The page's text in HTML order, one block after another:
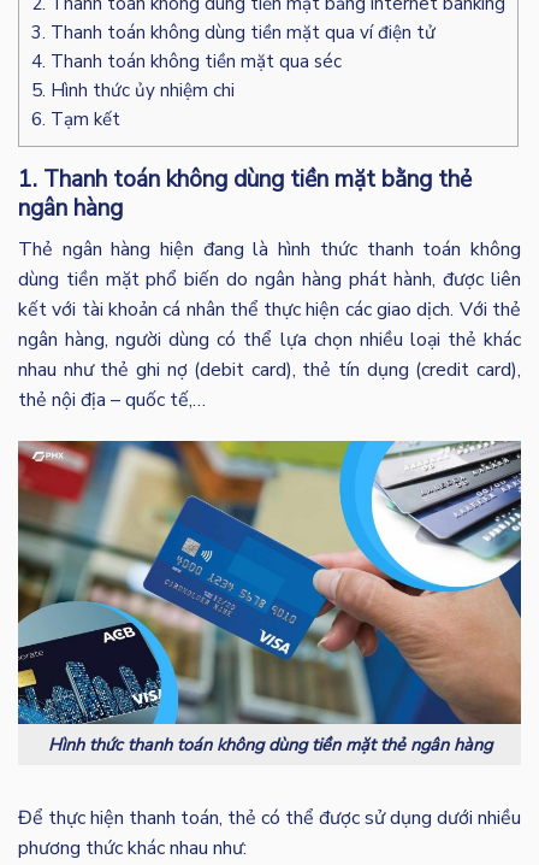
3. Thanh toán không dùng tiền mặt qua ví điện tử
4. Thanh toán không tiền mặt qua séc
5. Hình thức ủy nhiệm chi
6. Tạm kết
1. Thanh toán không dùng tiền mặt bằng thẻ
ngân hàng
Thẻ ngân hàng hiện đang là hình thức thanh toán không
dùng tiền mặt phổ biến do ngân hàng phát hành, được liên
kết với tài khoản cá nhân thể thực hiện các giao dịch. Với thẻ
ngân hàng, người dùng có thể lựa chọn nhiều loại thẻ khác
nhau như thẻ ghi nợ (debit card), thẻ tín dụng (credit card),
thẻ nội địa – quốc tế,…
Hình thức thanh toán không dùng tiền mặt thẻ ngân hàng
Để thực hiện thanh toán, thẻ có thể được sử dụng dưới nhiều
phương thức khác nhau như: